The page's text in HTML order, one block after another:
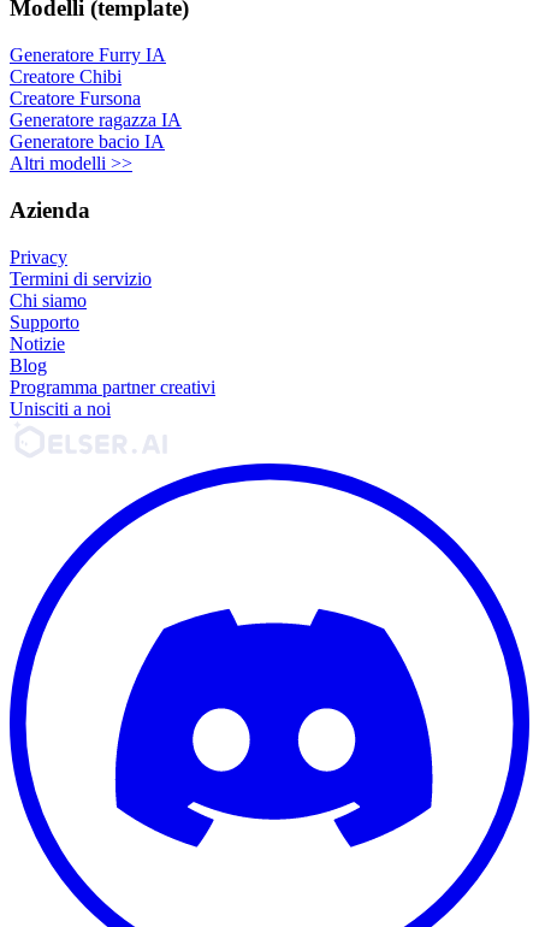
Modelli (template)
Generatore Furry IA
Creatore Chibi
Creatore Fursona
Generatore ragazza IA
Generatore bacio IA
Altri modelli >>
Azienda
Privacy
Termini di servizio
Chi siamo
Supporto
Notizie
Blog
Programma partner creativi
Unisciti a noi